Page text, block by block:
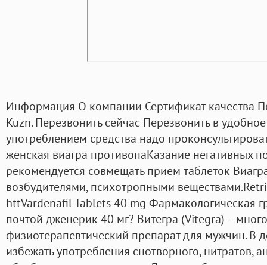
Информация О компании Сертификат качества
Kuzn. Перезвонить сейчас Перезвонить в
употреблением средства надо
женская виагра противопаКазание негативных
рекомендуется совмещать прием таблеток
возбудителями, психотропными
httVardenafil Tablets 40 mg Фармакологическая
почтой дженерик 40 мг? Витегра (Vitegra) –
физиотерапевтический препарат для мужчин. В
избежать употребления снотворного, нитратов,